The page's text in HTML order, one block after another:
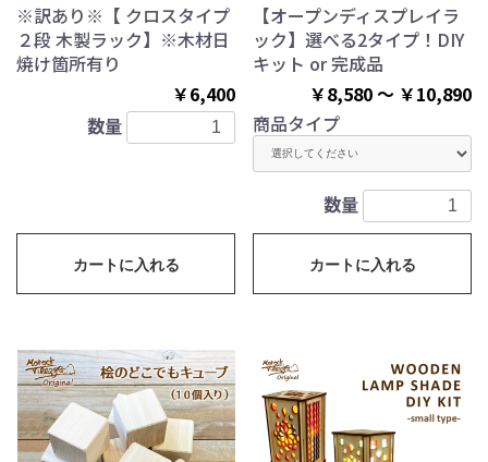
※訳あり※【 クロスタイプ
２段 木製ラック】※木材日
焼け箇所有り
￥6,400
数量
カートに入れる
【オープンディスプレイラ
ック】選べる2タイプ！DIY
キット or 完成品
￥8,580 ～ ￥10,890
商品タイプ
数量
カートに入れる